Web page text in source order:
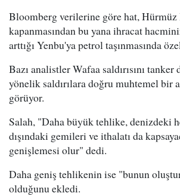
Bloomberg verilerine göre hat, Hürmüz
kapanmasından bu yana ihracat
arttığı Yenbu'ya petrol taşınmasında
Bazı analistler Wafaa saldırısını tanker
yönelik saldırılara doğru muhtemel bir
görüyor.
Salah, "Daha büyük tehlike, denizdeki
dışındaki gemileri ve ithalatı da
genişlemesi olur" dedi.
Daha geniş tehlikenin ise "bunun
olduğunu ekledi.